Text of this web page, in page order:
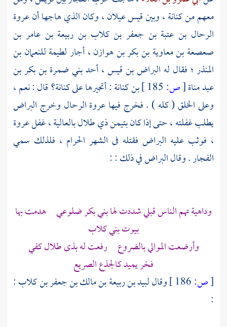
معهم منكنانة، وبينقيس عيلان، وكان الذي هاجها أنعروة
الرحال بن عتبة بن جعفر بن كلاب بن ربيعة بن عامر بن
صعصعة بن معاوية بن بكر بن هوازن، أجار لطيمةللنعمان بن
المنذر؛ فقال له البراض بن قيس ،أحدبني ضمرة بن بكر بن
عبد مناة[ص: بن كنانة: أتجيرها على كنانة؟ قال : نعم ،
وعلى الخلق ( كله ) . فخرج فيهاعروةالرحال وخرج البراض
يطلب غفلته ، حتى إذا كانبتيمن ذي طلالبالعالية ،غفلعروة
، فوثب عليه البراض فقتله فى الشهر الحرام ، فلذلك سمي
الفجار . وقالالبراضفي ذلك : :
وداهية تهم الناس قبلي شددت لهابني بكرضلوعي هدمت بها
بيوتبني كلاب
وأرضعت الموالي بالضروع رفعت لهبذى طلالكفي
فخر يميد كالجذع الصريع
[ص: وقاللبيد بن ربيعة بن مالك بن جعفر بن كلاب:
: